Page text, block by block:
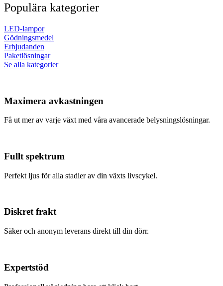
Populära kategorier
LED-lampor
Gödningsmedel
Erbjudanden
Paketlösningar
Se alla kategorier
Maximera avkastningen
Få ut mer av varje växt med våra avancerade belysningslösningar.
Fullt spektrum
Perfekt ljus för alla stadier av din växts livscykel.
Diskret frakt
Säker och anonym leverans direkt till din dörr.
Expertstöd